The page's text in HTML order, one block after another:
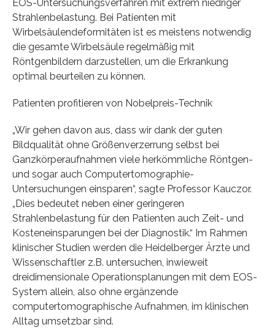
EOS-Untersuchungsverfahren mit extrem niedriger
Strahlenbelastung. Bei Patienten mit
Wirbelsäulendeformitäten ist es meistens notwendig
die gesamte Wirbelsäule regelmäßig mit
Röntgenbildern darzustellen, um die Erkrankung
optimal beurteilen zu können.
Patienten profitieren von Nobelpreis-Technik
„Wir gehen davon aus, dass wir dank der guten
Bildqualität ohne Größenverzerrung selbst bei
Ganzkörperaufnahmen viele herkömmliche Röntgen-
und sogar auch Computertomographie-
Untersuchungen einsparen“, sagte Professor Kauczor.
„Dies bedeutet neben einer geringeren
Strahlenbelastung für den Patienten auch Zeit- und
Kosteneinsparungen bei der Diagnostik.“ Im Rahmen
klinischer Studien werden die Heidelberger Ärzte und
Wissenschaftler z.B. untersuchen, inwieweit
dreidimensionale Operationsplanungen mit dem EOS-
System allein, also ohne ergänzende
computertomographische Aufnahmen, im klinischen
Alltag umsetzbar sind.